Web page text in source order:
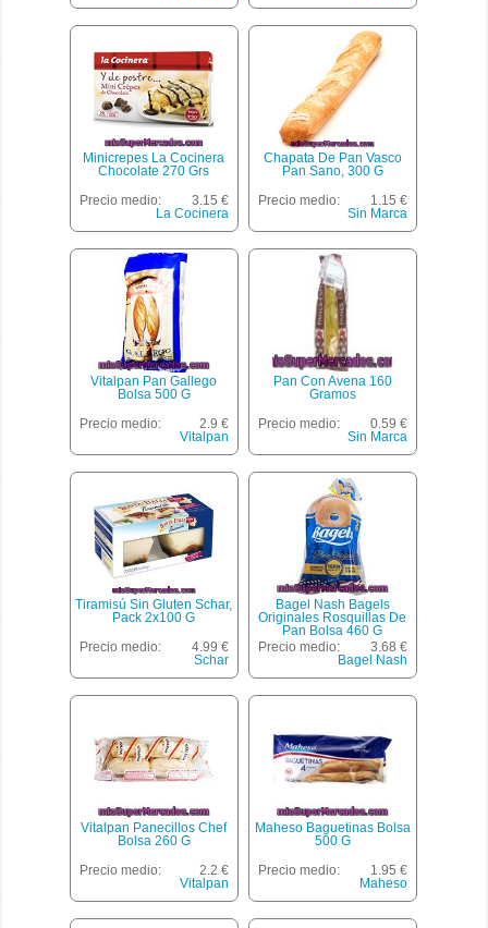
Minicrepes La Cocinera
Chocolate 270 Grs
Precio medio:
3.15 €
La Cocinera
Chapata De Pan Vasco
Pan Sano, 300 G
Precio medio:
1.15 €
Sin Marca
Vitalpan Pan Gallego
Bolsa 500 G
Precio medio:
2.9 €
Vitalpan
Pan Con Avena 160
Gramos
Precio medio:
0.59 €
Sin Marca
Tiramisú Sin Gluten Schar,
Pack 2x100 G
Precio medio:
4.99 €
Schar
Bagel Nash Bagels
Originales Rosquillas De
Pan Bolsa 460 G
Precio medio:
3.68 €
Bagel Nash
Vitalpan Panecillos Chef
Bolsa 260 G
Precio medio:
2.2 €
Vitalpan
Maheso Baguetinas Bolsa
500 G
Precio medio:
1.95 €
Maheso